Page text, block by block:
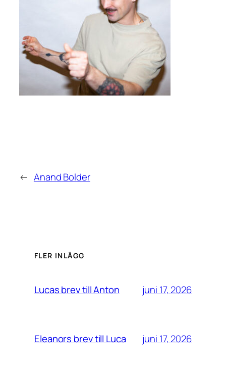
← Anand Bolder
FLER INLÄGG
Lucas brev till Anton juni 17, 2026
Eleanors brev till Luca juni 17, 2026